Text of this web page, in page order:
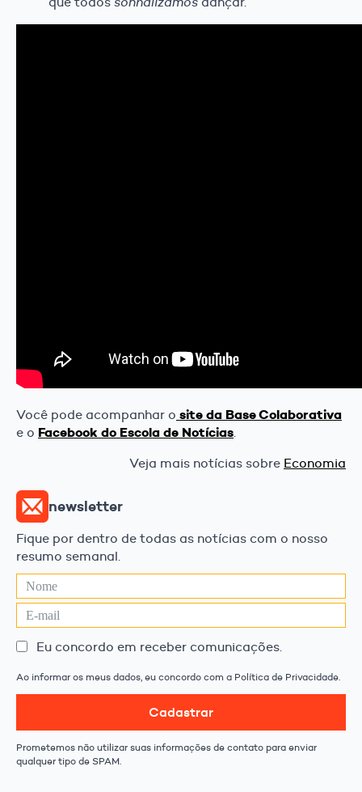
Você pode acompanhar o site da Base Colaborativa
e o Facebook do Escola de Notícias.
Veja mais notícias sobre Economia
newsletter
Fique por dentro de todas as notícias com o nosso
resumo semanal.
Eu concordo em receber comunicações.
Ao informar os meus dados, eu concordo com a Política de Privacidade.
Cadastrar
Prometemos não utilizar suas informações de contato para enviar
qualquer tipo de SPAM.